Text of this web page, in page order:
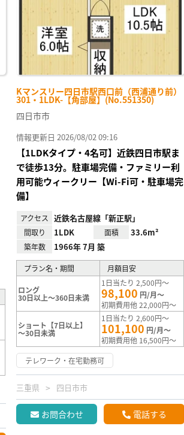
Kマンスリー四日市駅西口前（西浦通り前）
301・1LDK-【角部屋】(No.551350)
四日市市
情報更新日 2026/08/02 09:16
【1LDKタイプ・4名可】近鉄四日市駅ま
で徒歩13分。駐車場完備・ファミリー利
用可能ウィークリー【Wi-Fi可・駐車場完
備】
アクセス 近鉄名古屋線「新正駅」
間取り 1LDK 面積 33.6m²
築年数 1966年 7月 築
プラン名・期間 月額目安
ロング
30日以上～360日未満
1日当たり 2,500円～
98,100 円/月～
初期費用他 22,000円～
ショート【7日以上】
～30日未満
1日当たり 2,600円～
101,100 円/月～
初期費用他 16,500円～
テレワーク・在宅勤務可
三重県 四日市市
お問合わせ 電話する